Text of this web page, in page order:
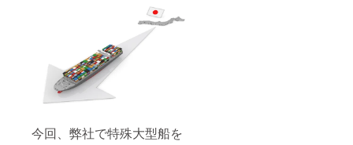
今回、弊社で特殊⼤型船を